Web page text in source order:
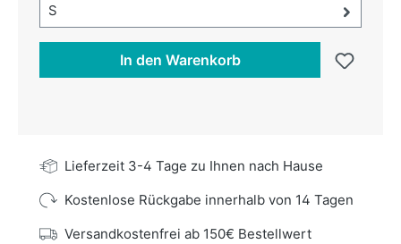
Größe-Auswahl öffnen, aktuell ausgewählt:
S
In den Warenkorb
Lieferzeit 3-4 Tage zu Ihnen nach Hause
Kostenlose Rückgabe innerhalb von 14 Tagen
Versandkostenfrei ab 150€ Bestellwert